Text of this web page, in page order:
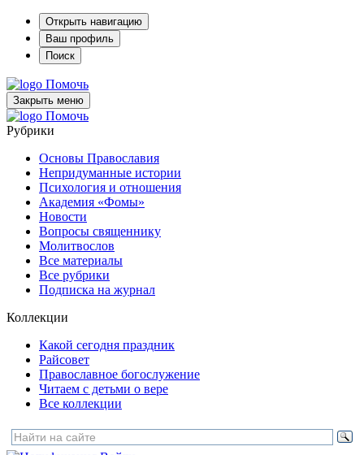
Открыть навигацию
Ваш профиль
Поиск
Помочь
Закрыть меню
Помочь
Рубрики
Основы Православия
Непридуманные истории
Психология и отношения
Академия «Фомы»
Новости
Вопросы священнику
Молитвослов
Все материалы
Все рубрики
Подписка на журнал
Коллекции
Какой сегодня праздник
Райсовет
Православное богослужение
Читаем с детьми о вере
Все коллекции